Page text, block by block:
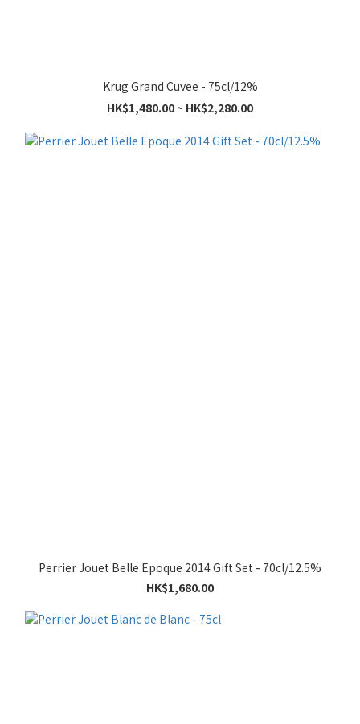
Krug Grand Cuvee - 75cl/12%
HK$1,480.00 ~ HK$2,280.00
Perrier Jouet Belle Epoque 2014 Gift Set - 70cl/12.5%
HK$1,680.00